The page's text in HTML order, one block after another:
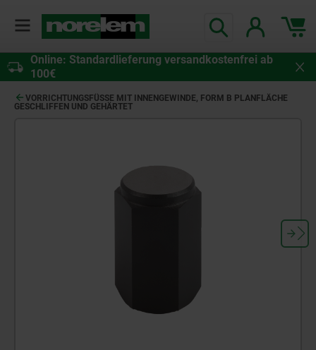
Online: Standardlieferung versandkostenfrei ab
100€
VORRICHTUNGSFÜSSE MIT INNENGEWINDE, FORM B PLANFLÄCHE G
ESCHLIFFEN UND GEHÄRTET